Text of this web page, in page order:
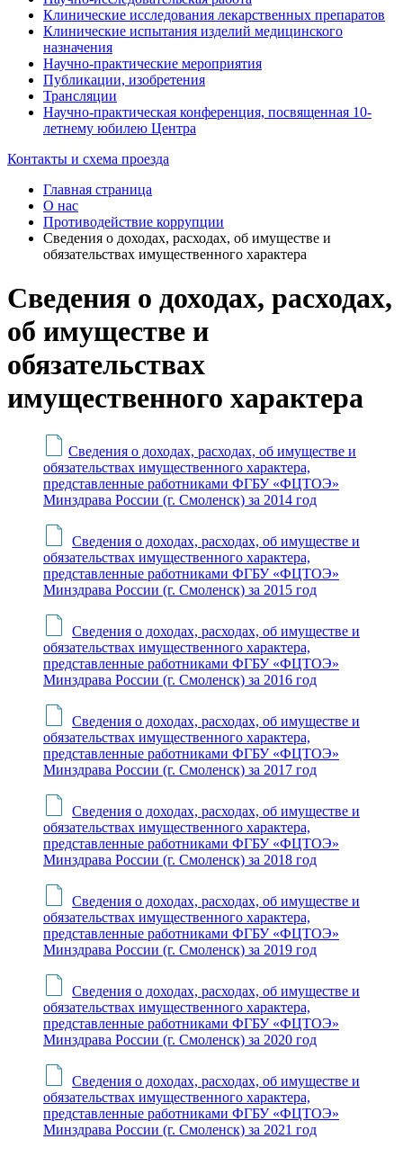
Клинические исследования лекарственных препаратов
Клинические испытания изделий медицинского
назначения
Научно-практические мероприятия
Публикации, изобретения
Трансляции
Научно-практическая конференция, посвященная 10-
летнему юбилею Центра
Контакты и схема проезда
Главная страница
О нас
Противодействие коррупции
Сведения о доходах, расходах, об имуществе и
обязательствах имущественного характера
Сведения о доходах, расходах,
об имуществе и
обязательствах
имущественного характера
Сведения о доходах, расходах, об имуществе и
обязательствах имущественного характера,
представленные работниками ФГБУ «ФЦТОЭ»
Минздрава России (г. Смоленск) за 2014 год
Сведения о доходах, расходах, об имуществе и
обязательствах имущественного характера,
представленные работниками ФГБУ «ФЦТОЭ»
Минздрава России (г. Смоленск) за 2015 год
Сведения о доходах, расходах, об имуществе и
обязательствах имущественного характера,
представленные работниками ФГБУ «ФЦТОЭ»
Минздрава России (г. Смоленск) за 2016 год
Сведения о доходах, расходах, об имуществе и
обязательствах имущественного характера,
представленные работниками ФГБУ «ФЦТОЭ»
Минздрава России (г. Смоленск) за 2017 год
Сведения о доходах, расходах, об имуществе и
обязательствах имущественного характера,
представленные работниками ФГБУ «ФЦТОЭ»
Минздрава России (г. Смоленск) за 2018 год
Сведения о доходах, расходах, об имуществе и
обязательствах имущественного характера,
представленные работниками ФГБУ «ФЦТОЭ»
Минздрава России (г. Смоленск) за 2019 год
Сведения о доходах, расходах, об имуществе и
обязательствах имущественного характера,
представленные работниками ФГБУ «ФЦТОЭ»
Минздрава России (г. Смоленск) за 2020 год
Сведения о доходах, расходах, об имуществе и
обязательствах имущественного характера,
представленные работниками ФГБУ «ФЦТОЭ»
Минздрава России (г. Смоленск) за 2021 год